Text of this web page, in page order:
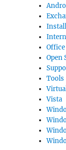
Office
Open
Tools
Vista